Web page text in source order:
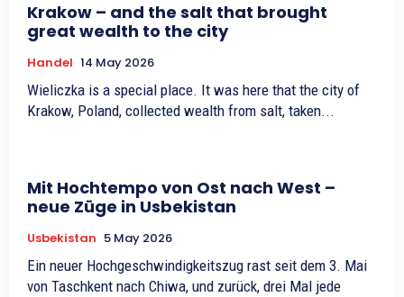
Krakow – and the salt that brought
great wealth to the city
Handel 14 May 2026
Wieliczka is a special place. It was here that the city of
Krakow, Poland, collected wealth from salt, taken...
Mit Hochtempo von Ost nach West –
neue Züge in Usbekistan
Usbekistan 5 May 2026
Ein neuer Hochgeschwindigkeitszug rast seit dem 3. Mai
von Taschkent nach Chiwa, und zurück, drei Mal jede